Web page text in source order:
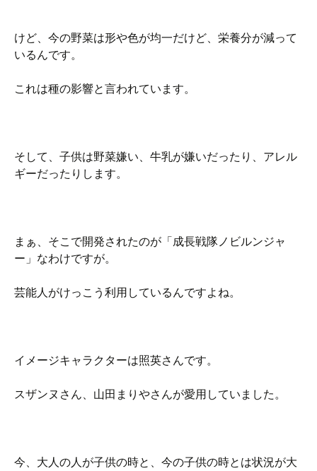
けど、今の野菜は形や色が均一だけど、栄養分が減って
いるんです。
これは種の影響と言われています。
そして、子供は野菜嫌い、牛乳が嫌いだったり、アレル
ギーだったりします。
まぁ、そこで開発されたのが「成長戦隊ノビルンジャ
ー」なわけですが。
芸能人がけっこう利用しているんですよね。
イメージキャラクターは照英さんです。
スザンヌさん、山田まりやさんが愛用していました。
今、大人の人が子供の時と、今の子供の時とは状況が大